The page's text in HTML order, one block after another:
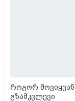
როგორ
გზამკვლევი